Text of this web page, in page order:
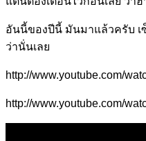
อันนี้ของปีนี้ มันมาแล้วครับ เ
ว่านั่นเลย
http://www.youtube.com/
http://www.youtube.com/